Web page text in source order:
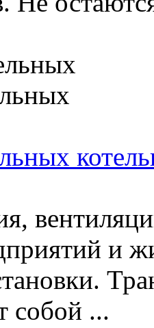
и
собой ...